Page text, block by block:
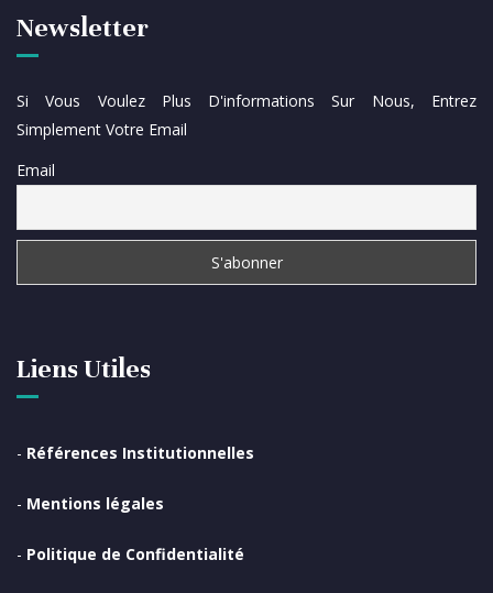
Liens Utiles
- Références Institutionnelles
- Mentions légales
- Politique de Confidentialité
Newsletter
Si Vous Voulez Plus D'informations Sur Nous, Entrez
Simplement Votre Email
Email